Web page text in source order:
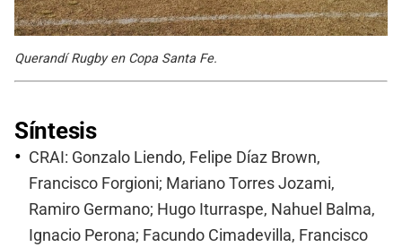
Querandí Rugby en Copa Santa Fe.
Síntesis
CRAI: Gonzalo Liendo, Felipe Díaz Brown,
Francisco Forgioni; Mariano Torres Jozami,
Ramiro Germano; Hugo Iturraspe, Nahuel Balma,
Ignacio Perona; Facundo Cimadevilla, Francisco